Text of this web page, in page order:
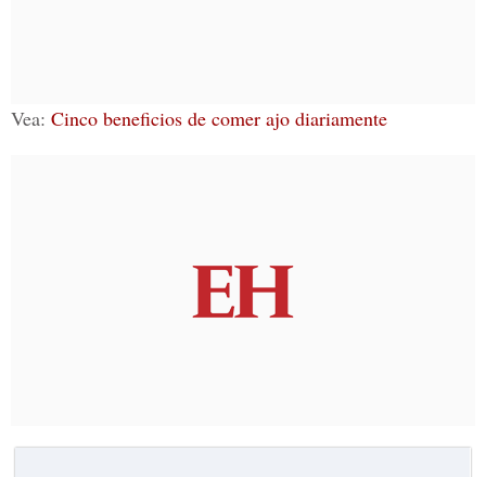
Vea: Cinco beneficios de comer ajo diariamente